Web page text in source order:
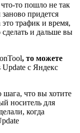
то пошло не так
придется
трафик и время,
и дальше вы
, то можете
Update с Яндекс
что вы хотите
носитель для
когда